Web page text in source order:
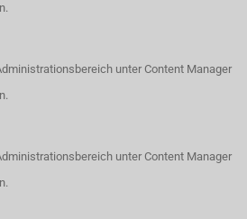
unter Content Manager
unter Content Manager